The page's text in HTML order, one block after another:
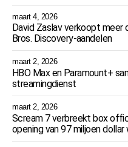
maart 4, 2026
David Zaslav verkoopt meer
Bros. Discovery-aandelen
maart 2, 2026
HBO Max en Paramount+
streamingdienst
maart 2, 2026
Scream 7 verbreekt box
opening van 97 miljoen dollar